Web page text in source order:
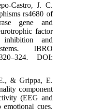
8. Amaya, L.
(2023).
the
rs6265 of the
gene with
behavioral
9. Balconi,
(2017).
(BIS/BAS)
fNIRS